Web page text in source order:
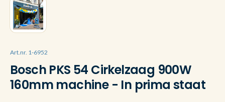
Art.nr. 1-6952
Bosch PKS 54 Cirkelzaag 900W
160mm machine - In prima staat